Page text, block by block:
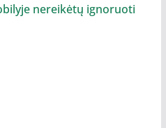
nereikėtų ignoruoti